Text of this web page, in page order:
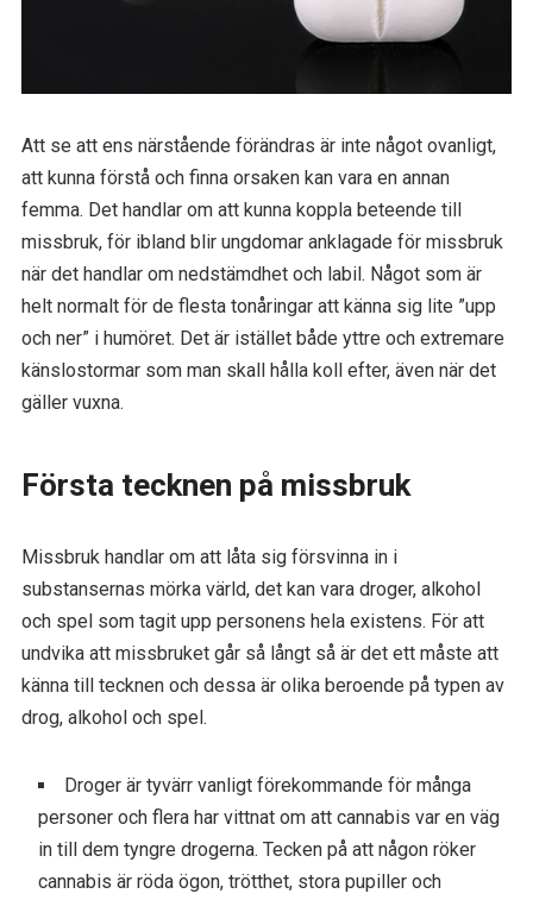
Att se att ens närstående förändras är inte något ovanligt,
att kunna förstå och finna orsaken kan vara en annan
femma. Det handlar om att kunna koppla beteende till
missbruk, för ibland blir ungdomar anklagade för missbruk
när det handlar om nedstämdhet och labil. Något som är
helt normalt för de flesta tonåringar att känna sig lite ”upp
och ner” i humöret. Det är istället både yttre och extremare
känslostormar som man skall hålla koll efter, även när det
gäller vuxna.
Första tecknen på missbruk
Missbruk handlar om att låta sig försvinna in i
substansernas mörka värld, det kan vara droger, alkohol
och spel som tagit upp personens hela existens. För att
undvika att missbruket går så långt så är det ett måste att
känna till tecknen och dessa är olika beroende på typen av
drog, alkohol och spel.
Droger är tyvärr vanligt förekommande för många
personer och flera har vittnat om att cannabis var en väg
in till dem tyngre drogerna. Tecken på att någon röker
cannabis är röda ögon, trötthet, stora pupiller och